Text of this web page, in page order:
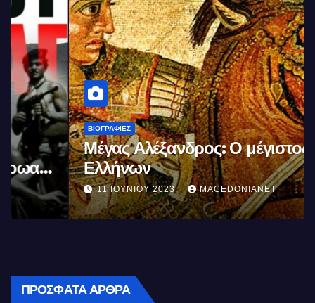
ΒΙΟΓΡΑΦΊΕΣ
Μέγας Αλέξανδρος: Ο μέγιστος των
Ελλήνων
11 ΙΟΥΝΊΟΥ 2023 MACEDONIANET
ΠΡΌΣΦΑΤΑ ΆΡΘΡΑ